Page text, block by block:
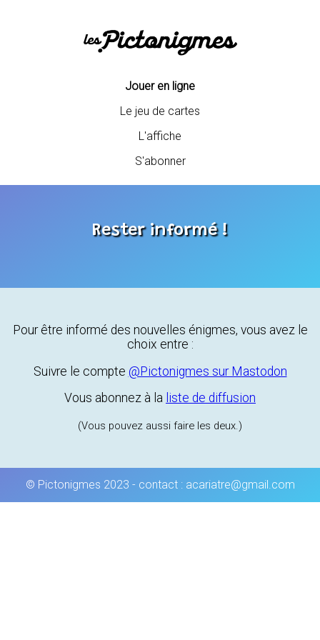
Jouer en ligne
Le jeu de cartes
L'affiche
S'abonner
Rester informé !
Pour être informé des nouvelles énigmes, vous avez le
choix entre :
Suivre le compte @Pictonigmes sur Mastodon
Vous abonnez à la liste de diffusion
(Vous pouvez aussi faire les deux.)
© Pictonigmes 2023 - contact : acariatre@gmail.com